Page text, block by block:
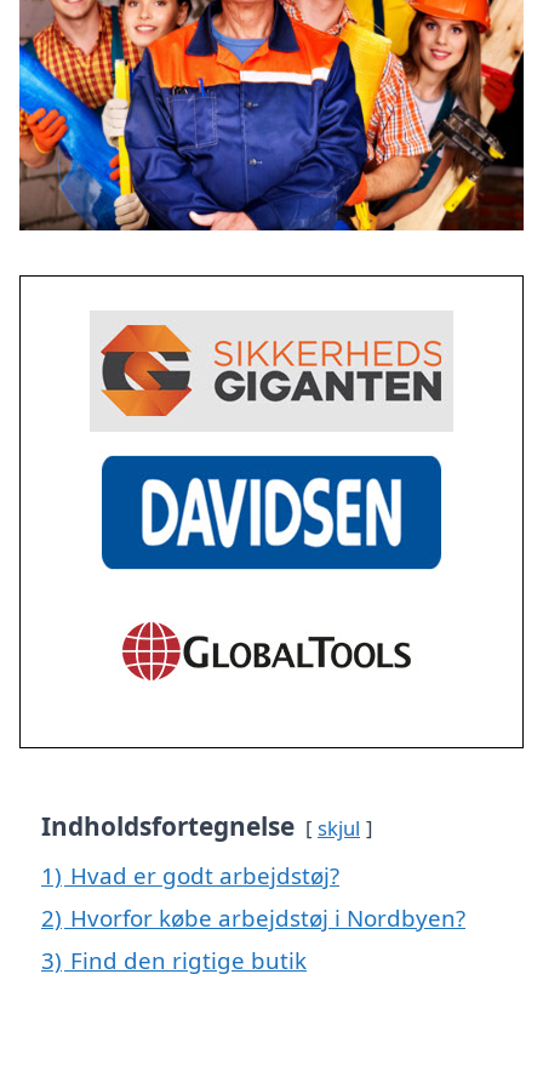
Indholdsfortegnelse skjul
1) Hvad er godt arbejdstøj?
2) Hvorfor købe arbejdstøj i Nordbyen?
3) Find den rigtige butik